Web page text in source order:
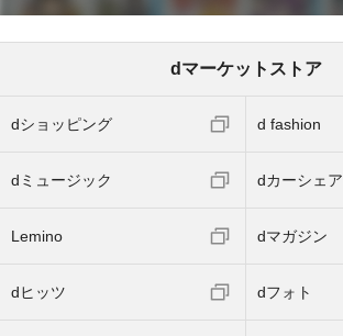
dマーケットストア
dショッピング d fashion
dミュージック dカーシェア
Lemino dマガジン
dヒッツ dフォト